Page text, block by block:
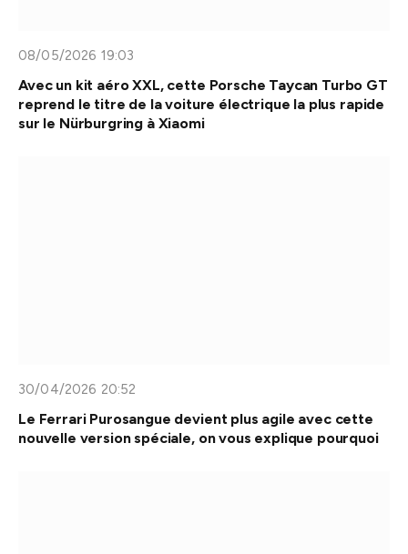
08/05/2026 19:03
Avec un kit aéro XXL, cette Porsche Taycan Turbo GT
reprend le titre de la voiture électrique la plus rapide
sur le Nürburgring à Xiaomi
30/04/2026 20:52
Le Ferrari Purosangue devient plus agile avec cette
nouvelle version spéciale, on vous explique pourquoi